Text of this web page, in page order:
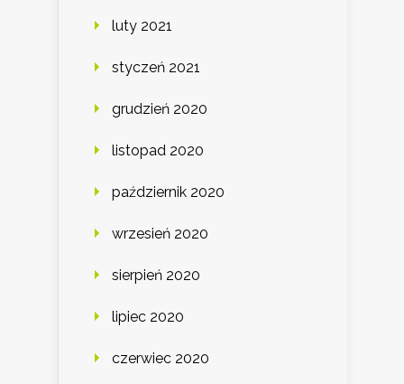
luty 2021
styczeń 2021
grudzień 2020
listopad 2020
październik 2020
wrzesień 2020
sierpień 2020
lipiec 2020
czerwiec 2020